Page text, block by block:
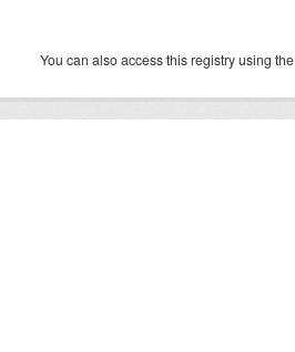
You can also access this registry using the